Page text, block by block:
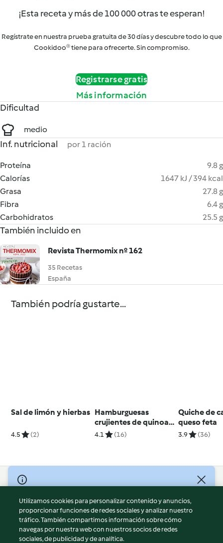
¡Esta receta y más de 100 000 otras te esperan!
Regístrate en nuestra prueba gratuita de 30 días y descubre todo lo que
Cookidoo® tiene para ofrecerte. Sin compromiso.
Registrarse gratis
Más información
Dificultad
medio
Inf. nutricional por 1 ración
Proteína
9.8 g
Calorías
1647 kJ / 394 kcal
Grasa
27.8 g
Fibra
6.4 g
Carbohidratos
25.5 g
También incluido en
Revista Thermomix nº 162
35 Recetas
España
También podría gustarte...
Sal de limón y hierbas
4.5 (2)
Hamburguesas
crujientes de quinoa
con puré de aguacate
4.1 (16)
Quiche de
queso feta
3.9 (36)
© Copyright 2026
Términos de uso
Política de privacidad
Aviso legal
Utilizamos cookies para personalizar contenido y anuncios,
proporcionar funciones de redes sociales y analizar nuestro
tráfico. También compartimos información sobre cómo
navegas por nuestra web con nuestros socios de redes
sociales, de publicidad y de analítica.